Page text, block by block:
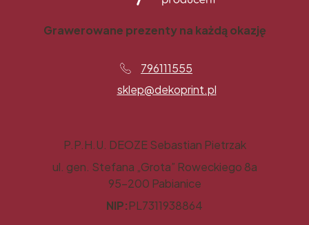
Grawerowane prezenty na każdą okazję
796111555
sklep@dekoprint.pl
P.P.H.U. DEOZE Sebastian Pietrzak
ul. gen. Stefana „Grota” Roweckiego 8a
95-200 Pabianice
NIP:PL7311938864